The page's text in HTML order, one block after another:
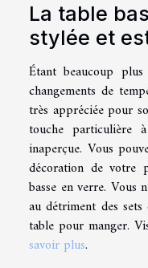
La table
stylée et
Étant beaucoup
changements de
très appréciée pour
touche particulière
inaperçue. Vous
décoration de votre
basse en verre. Vous
au détriment des
table pour manger.
savoir plus.